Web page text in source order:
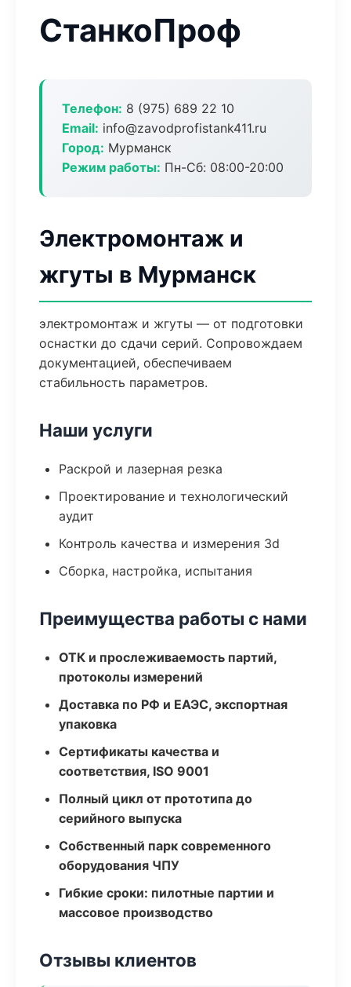
СтанкоПроф
Телефон: 8 (975) 689 22 10
Email: info@zavodprofistank411.ru
Город: Мурманск
Режим работы: Пн-Сб: 08:00-20:00
Электромонтаж и
жгуты в Мурманск
электромонтаж и жгуты — от подготовки
оснастки до сдачи серий. Сопровождаем
документацией, обеспечиваем
стабильность параметров.
Наши услуги
Раскрой и лазерная резка
Проектирование и технологический
аудит
Контроль качества и измерения 3d
Сборка, настройка, испытания
Преимущества работы с нами
ОТК и прослеживаемость партий,
протоколы измерений
Доставка по РФ и ЕАЭС, экспортная
упаковка
Сертификаты качества и
соответствия, ISO 9001
Полный цикл от прототипа до
серийного выпуска
Собственный парк современного
оборудования ЧПУ
Гибкие сроки: пилотные партии и
массовое производство
Отзывы клиентов